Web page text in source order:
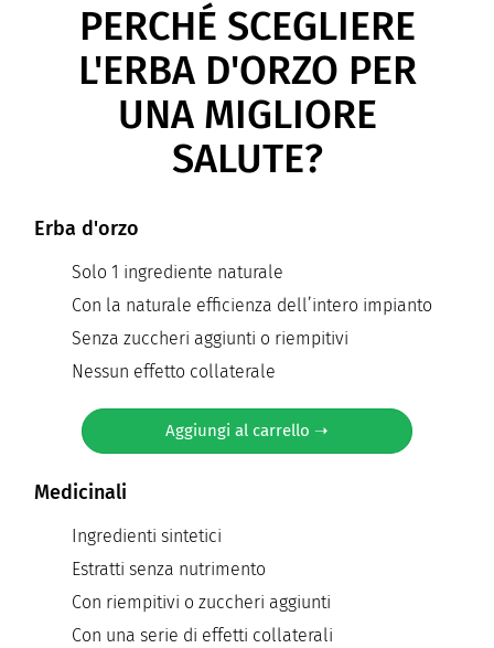
PERCHÉ SCEGLIERE
L'ERBA D'ORZO PER
UNA MIGLIORE
SALUTE?
Erba d'orzo
Solo 1 ingrediente naturale
Con la naturale efficienza dell’intero impianto
Senza zuccheri aggiunti o riempitivi
Nessun effetto collaterale
Aggiungi al carrello ➝
Medicinali
Ingredienti sintetici
Estratti senza nutrimento
Con riempitivi o zuccheri aggiunti
Con una serie di effetti collaterali